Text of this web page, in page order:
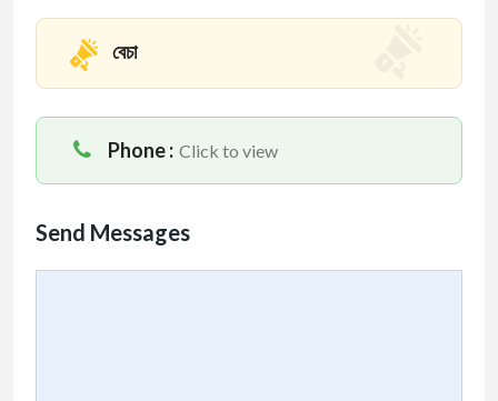
বেচা
Phone : Click to view
Send Messages